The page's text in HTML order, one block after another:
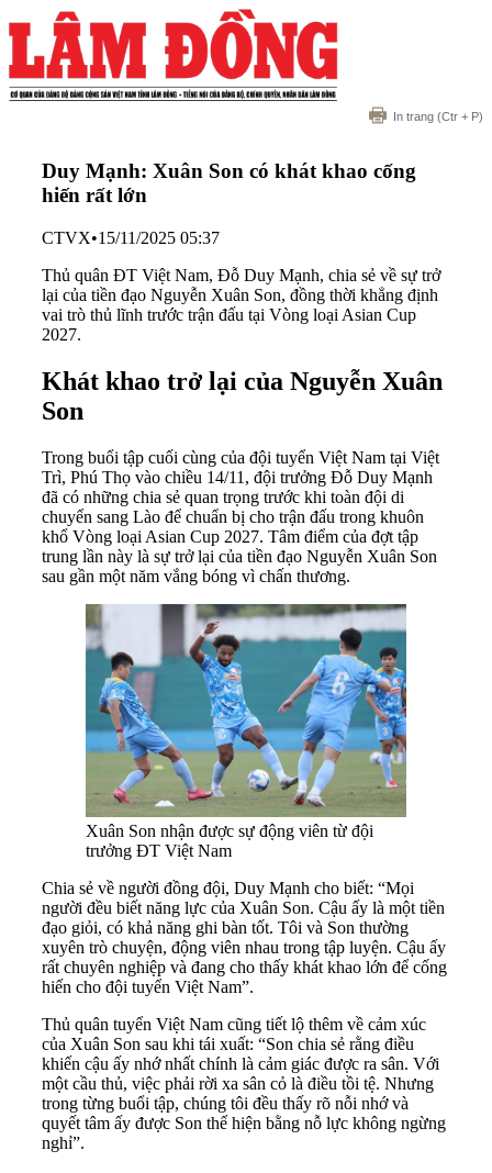
In trang (Ctr + P)
Duy Mạnh: Xuân Son có khát khao cống
hiến rất lớn
CTVX•15/11/2025 05:37
Thủ quân ĐT Việt Nam, Đỗ Duy Mạnh, chia sẻ về sự trở
lại của tiền đạo Nguyễn Xuân Son, đồng thời khẳng định
vai trò thủ lĩnh trước trận đấu tại Vòng loại Asian Cup
2027.
Khát khao trở lại của Nguyễn Xuân
Son
Trong buổi tập cuối cùng của đội tuyển Việt Nam tại Việt
Trì, Phú Thọ vào chiều 14/11, đội trưởng Đỗ Duy Mạnh
đã có những chia sẻ quan trọng trước khi toàn đội di
chuyển sang Lào để chuẩn bị cho trận đấu trong khuôn
khổ Vòng loại Asian Cup 2027. Tâm điểm của đợt tập
trung lần này là sự trở lại của tiền đạo Nguyễn Xuân Son
sau gần một năm vắng bóng vì chấn thương.
Xuân Son nhận được sự động viên từ đội
trưởng ĐT Việt Nam
Chia sẻ về người đồng đội, Duy Mạnh cho biết: “Mọi
người đều biết năng lực của Xuân Son. Cậu ấy là một tiền
đạo giỏi, có khả năng ghi bàn tốt. Tôi và Son thường
xuyên trò chuyện, động viên nhau trong tập luyện. Cậu ấy
rất chuyên nghiệp và đang cho thấy khát khao lớn để cống
hiến cho đội tuyển Việt Nam”.
Thủ quân tuyển Việt Nam cũng tiết lộ thêm về cảm xúc
của Xuân Son sau khi tái xuất: “Son chia sẻ rằng điều
khiến cậu ấy nhớ nhất chính là cảm giác được ra sân. Với
một cầu thủ, việc phải rời xa sân cỏ là điều tồi tệ. Nhưng
trong từng buổi tập, chúng tôi đều thấy rõ nỗi nhớ và
quyết tâm ấy được Son thể hiện bằng nỗ lực không ngừng
nghỉ”.